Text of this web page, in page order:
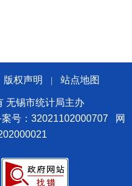
版权声明 站点地图
无锡市统计局主办
号：32021102000707
网